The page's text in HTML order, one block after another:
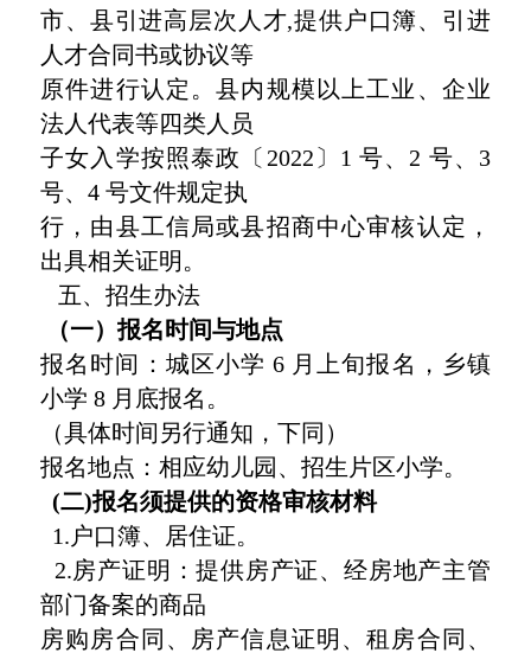
市、县引进高层次人才,提供户口簿、引进
人才合同书或协议等
原件进行认定。县内规模以上工业、企业
法人代表等四类人员
子女入学按照泰政〔2022〕1 号、2 号、3
号、4 号文件规定执
行，由县工信局或县招商中心审核认定，
出具相关证明。
五、招生办法
（一）报名时间与地点
报名时间：城区小学 6 月上旬报名，乡镇
小学 8 月底报名。
（具体时间另行通知，下同）
报名地点：相应幼儿园、招生片区小学。
(二)报名须提供的资格审核材料
1.户口簿、居住证。
2.房产证明：提供房产证、经房地产主管
部门备案的商品
房购房合同、房产信息证明、租房合同、